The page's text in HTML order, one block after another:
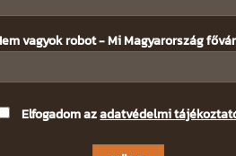
vagyok robot - Mi Magyarország
Elfogadom azadatvédelmi